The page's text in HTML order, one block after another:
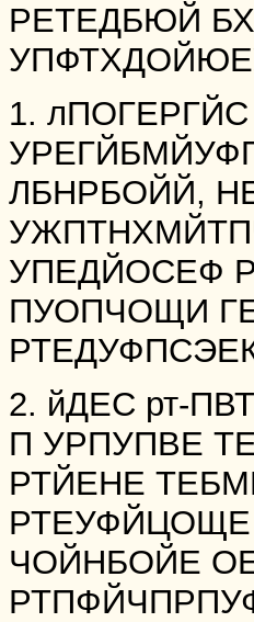
РЕТЕДБЮЙ
1.
ЛБНРБОЙЙ,
УПЕДЙОСЕФ
ПУОПЧОЩИ
2. йДЕС рт-
П УРПУПВЕ
РТЙЕНЕ
ЧОЙНБОЙЕ